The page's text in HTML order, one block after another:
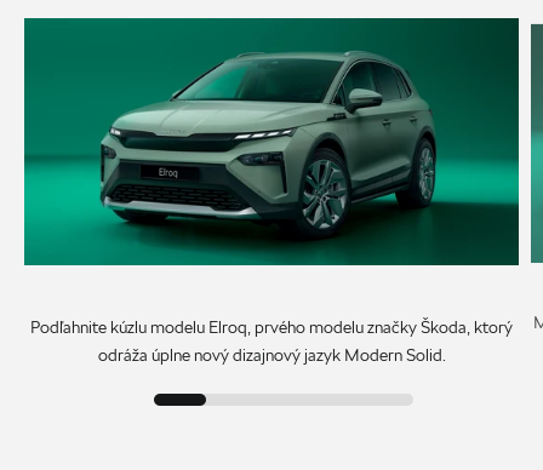
Podľahnite kúzlu modelu Elroq, prvého modelu značky Škoda, ktorý
odráža úplne nový dizajnový jazyk Modern Solid.